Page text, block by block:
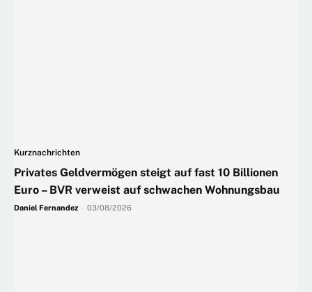
Kurznachrichten
Privates Geldvermögen steigt auf fast 10 Billionen
Euro – BVR verweist auf schwachen Wohnungsbau
Daniel Fernandez 03/08/2026